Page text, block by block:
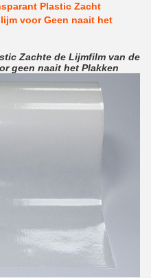
Plastic Zacht
voor Geen naait het
Zachte de Lijmfilm van de
geen naait het Plakken